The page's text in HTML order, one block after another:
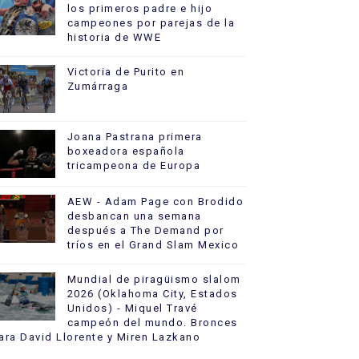
los primeros padre e hijo
campeones por parejas de la
historia de WWE
Victoria de Purito en
Zumárraga
Joana Pastrana primera
boxeadora española
tricampeona de Europa
AEW - Adam Page con Brodido
desbancan una semana
después a The Demand por
tríos en el Grand Slam Mexico
Mundial de piragüismo slalom
2026 (Oklahoma City, Estados
Unidos) - Miquel Travé
campeón del mundo. Bronces
David Llorente y Miren Lazkano